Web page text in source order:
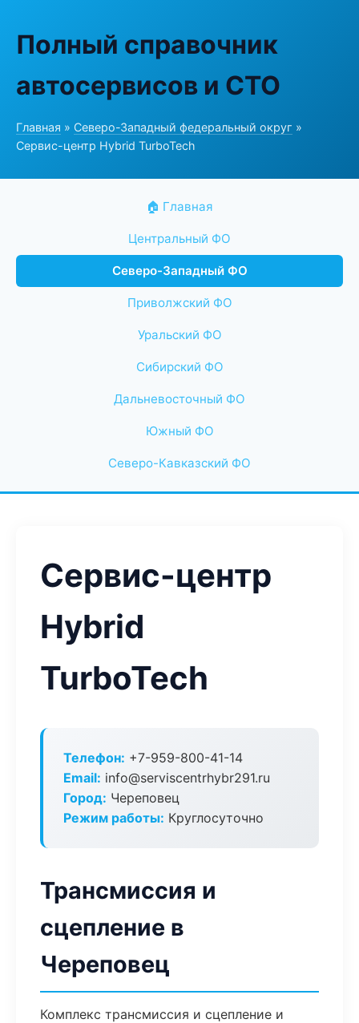
Полный справочник
автосервисов и СТО
Главная » Северо-Западный федеральный округ »
Сервис-центр Hybrid TurboTech
🏠 Главная
Центральный ФО
Северо-Западный ФО
Приволжский ФО
Уральский ФО
Сибирский ФО
Дальневосточный ФО
Южный ФО
Северо-Кавказский ФО
Сервис-центр
Hybrid
TurboTech
Телефон: +7-959-800-41-14
Email: info@serviscentrhybr291.ru
Город: Череповец
Режим работы: Круглосуточно
Трансмиссия и
сцепление в
Череповец
Комплекс трансмиссия и сцепление и